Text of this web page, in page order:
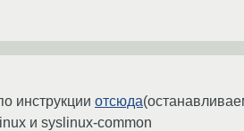
инструкции отсюда
и syslinux-common